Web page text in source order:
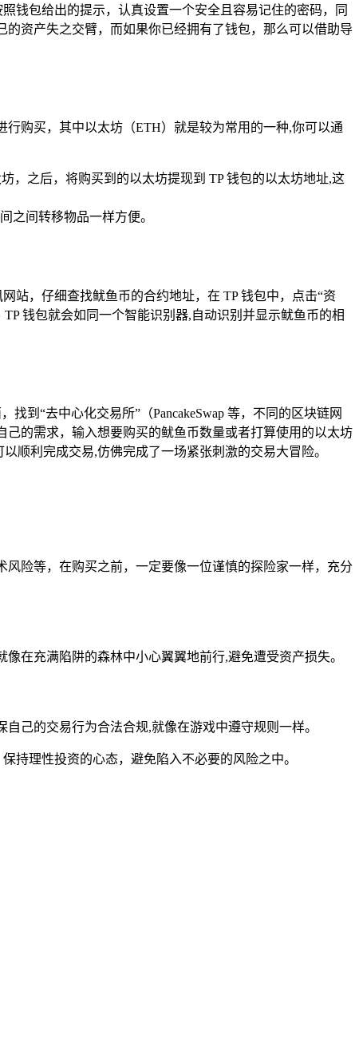
钱包给出的提示，认真设置一个安全且容易记住的密码，同
资产失之交臂，而如果你已经拥有了钱包，那么可以借助导
购买，其中以太坊（ETH）就是较为常用的一种,你可以通
，之后，将购买到的以太坊提现到 TP 钱包的以太坊地址,这
之间转移物品一样方便。
站，仔细查找鱿鱼币的合约地址，在 TP 钱包中，点击“资
钱包就会如同一个智能识别器,自动识别并显示鱿鱼币的相
到“去中心化交易所”（PancakeSwap 等，不同的区块链网
的需求，输入想要购买的鱿鱼币数量或者打算使用的以太坊
顺利完成交易,仿佛完成了一场紧张刺激的交易大冒险。
险等，在购买之前，一定要像一位谨慎的探险家一样，充分
在充满陷阱的森林中小心翼翼地前行,避免遭受资产损失。
己的交易行为合法合规,就像在游戏中遵守规则一样。
持理性投资的心态，避免陷入不必要的风险之中。